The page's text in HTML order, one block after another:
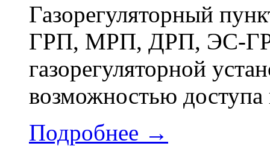
Газорегуляторный
ГРП, МРП, ДРП, ЭС-
газорегуляторной
возможностью доступа
Подробнее →